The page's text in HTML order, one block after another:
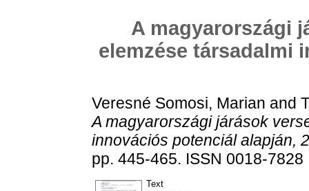
A magyarországi
elemzése társadalmi
Veresné Somosi, Marian and
A magyarországi járások
innovációs potenciál alapján,
pp. 445-465. ISSN 0018-
Text